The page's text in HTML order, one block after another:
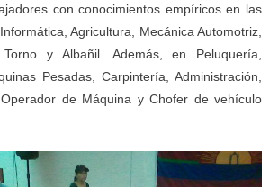
con conocimientos empíricos en las
Agricultura, Mecánica Automotriz,
y Albañil. Además, en Peluquería,
Pesadas, Carpintería, Administración,
de Máquina y Chofer de vehículo